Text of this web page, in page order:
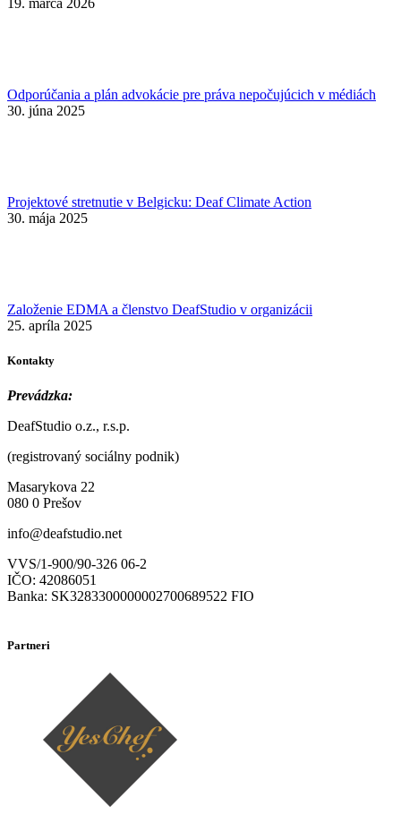
Odporúčania a plán advokácie pre práva nepočujúcich v médiách
30. júna 2025
Projektové stretnutie v Belgicku: Deaf Climate Action
30. mája 2025
Založenie EDMA a členstvo DeafStudio v organizácii
25. apríla 2025
Kontakty
Prevádzka:
DeafStudio o.z., r.s.p.
(registrovaný sociálny podnik)
Masarykova 22
080 0 Prešov
info@deafstudio.net
VVS/1-900/90-326 06-2
IČO: 42086051
Banka: SK3283300000002700689522 FIO
Partneri